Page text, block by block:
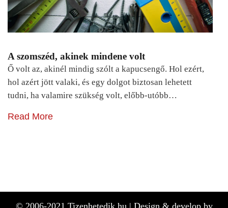
A szomszéd, akinek mindene volt
Ő volt az, akinél mindig szólt a kapucsengő. Hol ezért,
hol azért jött valaki, és egy dolgot biztosan lehetett
tudni, ha valamire szükség volt, előbb-utóbb…
Read More
© 2006-2021 Tizenhetedik.hu | Design & develop by